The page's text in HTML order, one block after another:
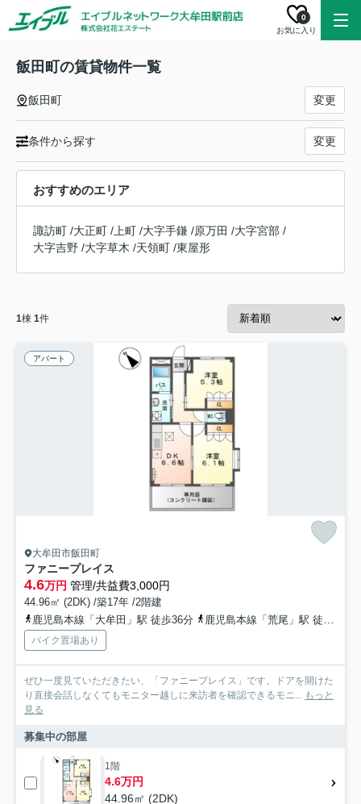
お気に入り
0
飯田町の賃貸物件一覧
飯田町 変更
条件から探す 変更
おすすめのエリア
諏訪町 /大正町 / 上町 /大字手鎌 /原万田 /大字宮部 /
大字吉野 /大字草木 /天領町 /東屋形
1棟 1件
アパート
大牟田市飯田町
ファニープレイス
4.6万円 管理/共益費3,000円
44.96㎡ (2DK) /築17年 /2階建
鹿児島本線「大牟田」駅 徒歩36分
鹿児島本線「荒尾」駅 徒歩44分
バイク置場あり
ぜひ一度見ていただきたい、「ファニープレイス」です。ドアを開けた
り直接会話しなくてもモニター越しに来訪者を確認できるモニ... もっと
見る
募集中の部屋
1階
4.6万円
44.96㎡ (2DK)